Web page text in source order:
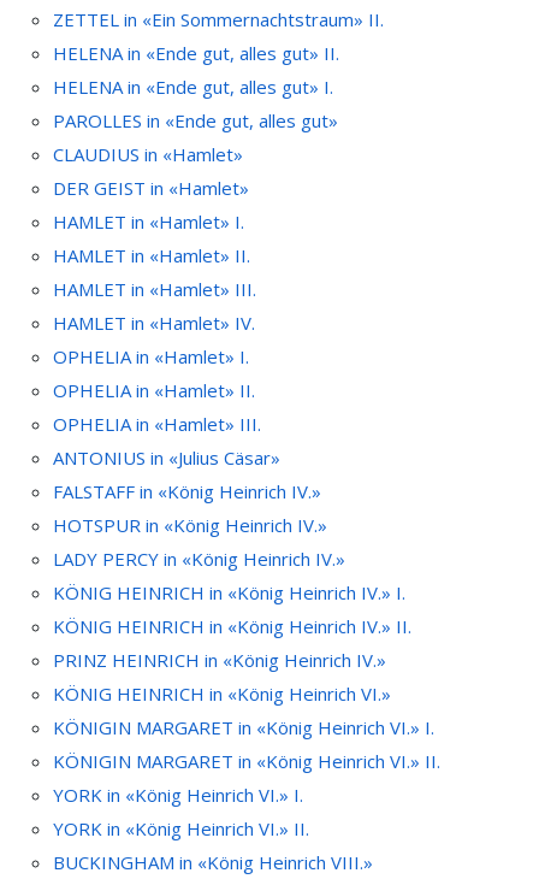
ZETTEL in «Ein Sommernachtstraum» II.
HELENA in «Ende gut, alles gut» II.
HELENA in «Ende gut, alles gut» I.
PAROLLES in «Ende gut, alles gut»
CLAUDIUS in «Hamlet»
DER GEIST in «Hamlet»
HAMLET in «Hamlet» I.
HAMLET in «Hamlet» II.
HAMLET in «Hamlet» III.
HAMLET in «Hamlet» IV.
OPHELIA in «Hamlet» I.
OPHELIA in «Hamlet» II.
OPHELIA in «Hamlet» III.
ANTONIUS in «Julius Cäsar»
FALSTAFF in «König Heinrich IV.»
HOTSPUR in «König Heinrich IV.»
LADY PERCY in «König Heinrich IV.»
KÖNIG HEINRICH in «König Heinrich IV.» I.
KÖNIG HEINRICH in «König Heinrich IV.» II.
PRINZ HEINRICH in «König Heinrich IV.»
KÖNIG HEINRICH in «König Heinrich VI.»
KÖNIGIN MARGARET in «König Heinrich VI.» I.
KÖNIGIN MARGARET in «König Heinrich VI.» II.
YORK in «König Heinrich VI.» I.
YORK in «König Heinrich VI.» II.
BUCKINGHAM in «König Heinrich VIII.»